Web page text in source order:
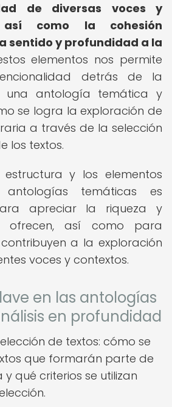
de diversas voces y
así como la cohesión
sentido y profundidad a la
elementos nos permite
detrás de la
una antología temática y
se logra la exploración de
a través de la selección
los textos.
y los elementos
temáticas es
apreciar la riqueza y
ofrecen, así como para
a la exploración
voces y contextos.
en las antologías
en profundidad
de textos: cómo se
que formarán parte de
qué criterios se utilizan